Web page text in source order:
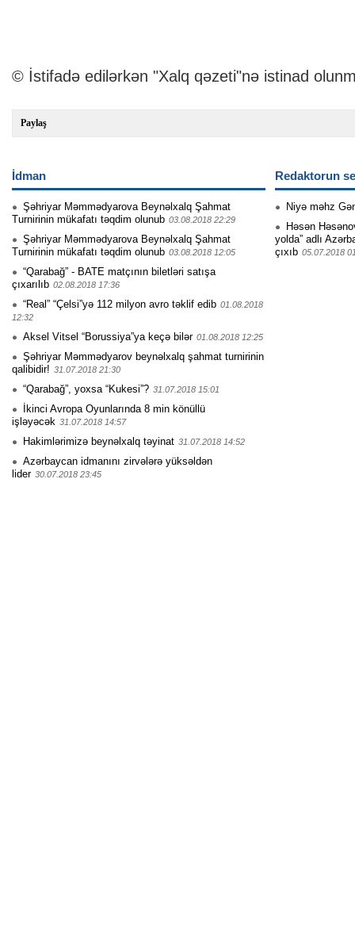
© İstifadə edilərkən "Xalq qəzeti"nə istinad
Paylaş
İdman
Şəhriyar Məmmədyarova Beynəlxalq Şahmat
Turnirinin mükafatı təqdim olunub 03.08.2018 22:29
Şəhriyar Məmmədyarova Beynəlxalq Şahmat
Turnirinin mükafatı təqdim olunub 03.08.2018 12:05
“Qarabağ” - BATE matçının biletləri satışa
çıxarılıb 02.08.2018 17:36
“Real” “Çelsi”yə 112 milyon avro təklif edib 01.08.2018
12:32
Aksel Vitsel “Borussiya”ya keçə bilər 01.08.2018 12:25
Şəhriyar Məmmədyarov beynəlxalq şahmat turnirinin
qalibidir! 31.07.2018 21:30
“Qarabağ”, yoxsa “Kukesi”? 31.07.2018 15:01
İkinci Avropa Oyunlarında 8 min könüllü
işləyəcək 31.07.2018 14:57
Hakimlərimizə beynəlxalq təyinat 31.07.2018 14:52
Azərbaycan idmanını zirvələrə yüksəldən
lider 30.07.2018 23:45
Redaktorun
Niyə məhz
Həsən
yolda” adlı
çıxıb 05.07.2018